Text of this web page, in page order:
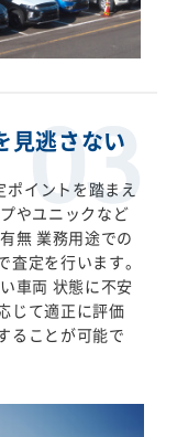
見逃さない
イントを踏まえ
やユニックなど
無 業務用途での
定を行います。
車両 状態に不安
じて適正に評価
ることが可能で